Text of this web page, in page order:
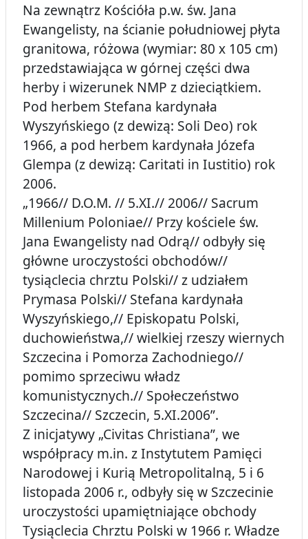
Na zewnątrz Kościóła p.w. św. Jana
Ewangelisty, na ścianie południowej płyta
granitowa, różowa (wymiar: 80 x 105 cm)
przedstawiająca w górnej części dwa
herby i wizerunek NMP z dzieciątkiem.
Pod herbem Stefana kardynała
Wyszyńskiego (z dewizą: Soli Deo) rok
1966, a pod herbem kardynała Józefa
Glempa (z dewizą: Caritati in Iustitio) rok
2006.
„1966// D.O.M. // 5.XI.// 2006// Sacrum
Millenium Poloniae// Przy kościele św.
Jana Ewangelisty nad Odrą// odbyły się
główne uroczystości obchodów//
tysiąclecia chrztu Polski// z udziałem
Prymasa Polski// Stefana kardynała
Wyszyńskiego,// Episkopatu Polski,
duchowieństwa,// wielkiej rzeszy wiernych
Szczecina i Pomorza Zachodniego//
pomimo sprzeciwu władz
komunistycznych.// Społeczeństwo
Szczecina// Szczecin, 5.XI.2006”.
Z inicjatywy „Civitas Christiana”, we
współpracy m.in. z Instytutem Pamięci
Narodowej i Kurią Metropolitalną, 5 i 6
listopada 2006 r., odbyły się w Szczecinie
uroczystości upamiętniające obchody
Tysiąclecia Chrztu Polski w 1966 r. Władze